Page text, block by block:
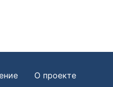
О проекте